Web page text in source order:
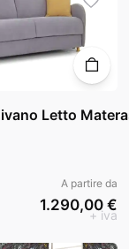
Letto
A partire da
1.290,00 €
+ iva